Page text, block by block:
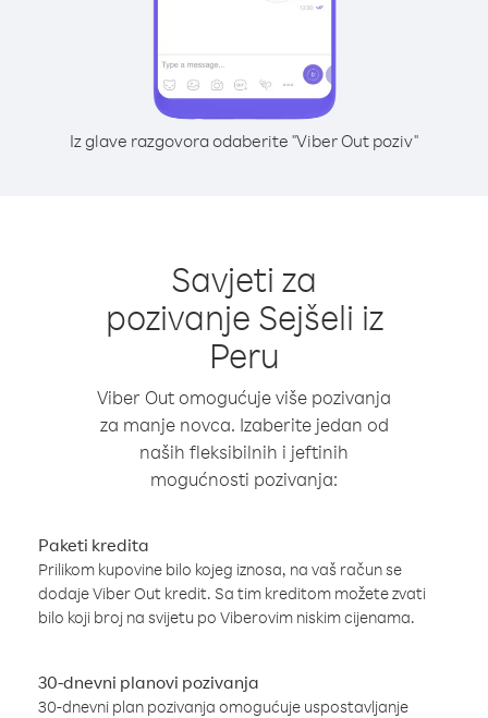
Iz glave razgovora odaberite "Viber Out poziv"
Savjeti za
pozivanje Sejšeli iz
Peru
Viber Out omogućuje više pozivanja
za manje novca. Izaberite jedan od
naših fleksibilnih i jeftinih
mogućnosti pozivanja:
Paketi kredita
Prilikom kupovine bilo kojeg iznosa, na vaš račun se
dodaje Viber Out kredit. Sa tim kreditom možete zvati
bilo koji broj na svijetu po Viberovim niskim cijenama.
30-dnevni planovi pozivanja
30-dnevni plan pozivanja omogućuje uspostavljanje